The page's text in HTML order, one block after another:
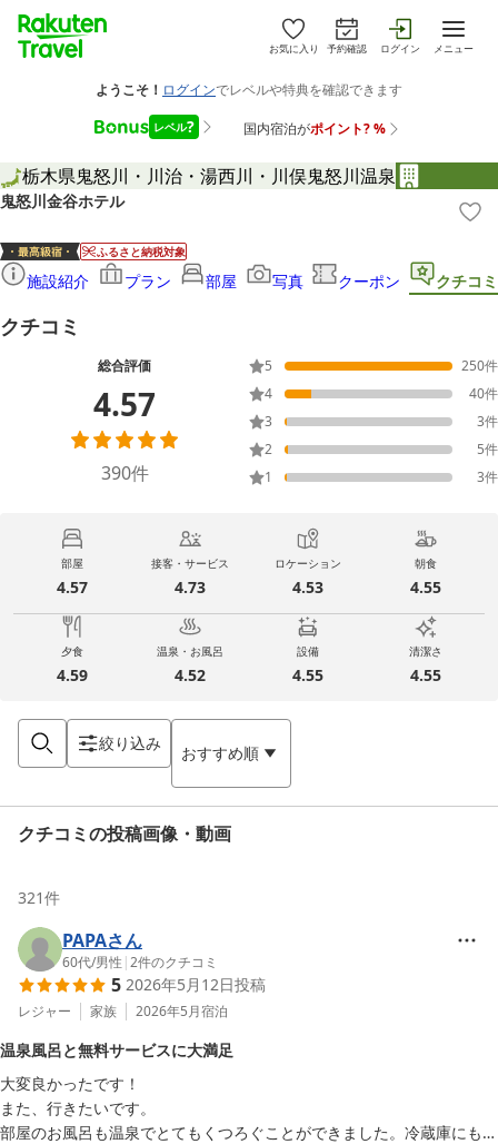
お気に入り 予約確認 ログイン メニュー
栃木県鬼怒川・川治・湯西川・川俣鬼怒川温泉
鬼怒川金谷ホテル
ふるさと納税対象
施設紹介 プラン 部屋 写真 クーポン クチコミ
クチコミ
総合評価
4.57
390件
5 250件
4
40件
3
3件
2
5件
1
3件
部屋
4.57
接客・サービス
4.73
ロケーション
4.53
朝食
4.55
夕食
4.59
温泉・お風呂
4.52
設備
4.55
清潔さ
4.55
絞り込み おすすめ順
クチコミの投稿画像・動画
321件
PAPAさん
60代/男性 |2件のクチコミ
5 2026年5月12日投稿
レジャー 家族 2026年5月宿泊
温泉風呂と無料サービスに大満足
大変良かったです！
また、行きたいです。
部屋のお風呂も温泉でとてもくつろぐことができました。冷蔵庫にも、